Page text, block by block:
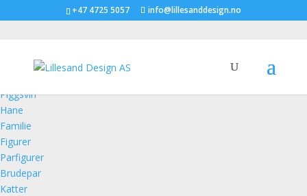
+47 4725 5057 info@lillesanddesign.no
Piggsvin
Hane
Familie
Figurer
Parfigurer
Brudepar
Katter